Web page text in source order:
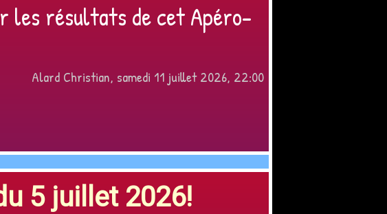
les résultats de cet Apéro-
Alard Christian, samedi 11 juillet 2026, 22:00
5 juillet 2026!